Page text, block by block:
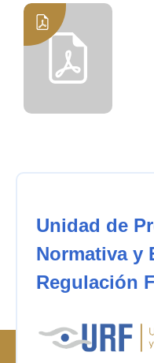
Unidad de
Normativa y
Regulación